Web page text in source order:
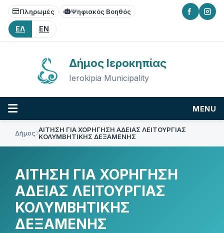
Skip
content
Skip
main
navigation
Skip
footer
Πληρωμές Ψηφιακός Βοηθός
ΕΛ EN
Δήμος Ιεροκηπίας
Ierokipia Municipality
MENU
Δήμος ΑΙΤΗΣΗ ΓΙΑ ΧΟΡΗΓΗΣΗ ΑΔΕΙΑΣ ΛΕΙΤΟΥΡΓΙΑΣ
ΚΟΛΥΜΒΗΤΙΚΗΣ ΔΕΞΑΜΕΝΗΣ
ΑΙΤΗΣΗ ΓΙΑ ΧΟΡΗΓΗΣΗ
ΑΔΕΙΑΣ ΛΕΙΤΟΥΡΓΙΑΣ
ΚΟΛΥΜΒΗΤΙΚΗΣ
ΔΕΞΑΜΕΝΗΣ